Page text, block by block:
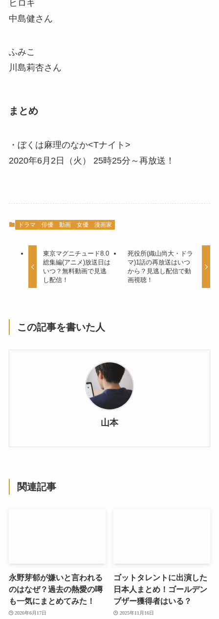
ヒロキ
中島健さん
ふみこ
川島莉杏さん
まとめ
・ぼくは麻理のなか<Tナイト>
2020年6月2日（火） 25時25分～再放送！
ドラマ 俳優 動画 女優 漫画家
東京マグニチュード8.0
総集編(アニメ)放送日は
いつ？無料動画で見逃
し配信！
死役所(織山尚大・ドラ
マ)1話の再放送はいつ
から？見逃し配信で動
画視聴！
この記事を書いた人
山本
関連記事
永野芽郁が嫌いと言われる
のはなぜ？過去の熱愛の噂
も一気にまとめてみた！
2026年6月17日
ゴットタレントに出演した
日本人まとめ！ゴールデン
ブザー獲得者はいる？
2025年11月16日